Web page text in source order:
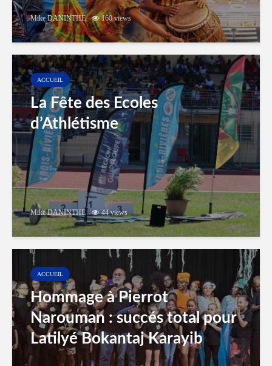
Mike DANINTHE 160 views
ACCUEIL
La Fête des Ecoles
d’Athlétisme
Mike DANINTHE 44 views
ACCUEIL
Hommage à Pierrot
Narouman : succés total pour
Latilyé Bokantaj Karayib